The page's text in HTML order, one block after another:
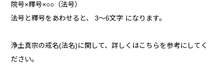
院号×釋号×○○（法号）
法号と釋号をあわせると、 3～6文字 になります。
浄土真宗の戒名(法名)に関して、詳しくはこちらを参考にしてく
ださい。